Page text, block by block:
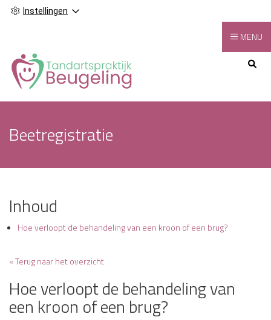
Instellingen
Hoofdmenu
MENU
Beetregistratie
Inhoud
Hoe verloopt de behandeling van een kroon of een brug?
« Terug naar het overzicht
Hoe verloopt de behandeling van
een kroon of een brug?